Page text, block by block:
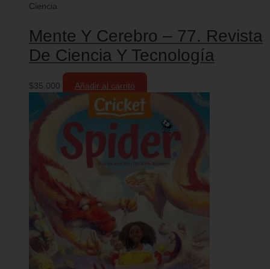
Ciencia
Mente Y Cerebro – 77. Revista
De Ciencia Y Tecnología
$35.000 Añadir al carrito